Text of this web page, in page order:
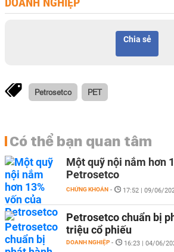
Chia sẻ
Petrosetco PET
Có thể bạn quan tâm
Một quỹ nội nắm hơn
Petrosetco
CHỨNG KHOÁN - 17:52 | 09/06/
Petrosetco chuẩn bị
triệu cổ phiếu
DOANH NGHIỆP - 16:23 | 04/06/